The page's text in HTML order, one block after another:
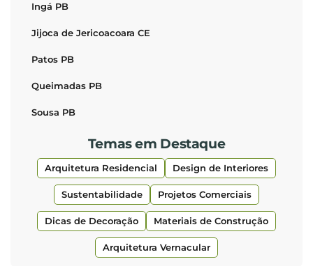
Ingá PB
Jijoca de Jericoacoara CE
Patos PB
Queimadas PB
Sousa PB
Temas em Destaque
Arquitetura Residencial Design de Interiores
Sustentabilidade Projetos Comerciais
Dicas de Decoração Materiais de Construção
Arquitetura Vernacular